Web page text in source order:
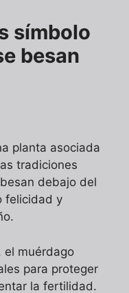
símbolo
besan
planta asociada
tradiciones
debajo del
felicidad y
el muérdago
para proteger
la fertilidad.